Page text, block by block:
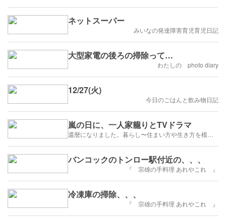
ネットスーパー
みいなの発達障害育児育児日記
大型家電の後ろの掃除って…
わたしの photo diary
12/27(火)
今日のごはんと飲み物日記
嵐の日に、一人家籠りとTVドラマ
バンコックのトンロー駅付近の、、、
『 宗雄の手料理 あれやこれ 』
冷凍庫の掃除、、、
『 宗雄の手料理 あれやこれ 』